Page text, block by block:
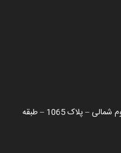
بزرگراه رسالت – بین 16 متری اول و دوم شمالی – پلاک 1065 – طبقه